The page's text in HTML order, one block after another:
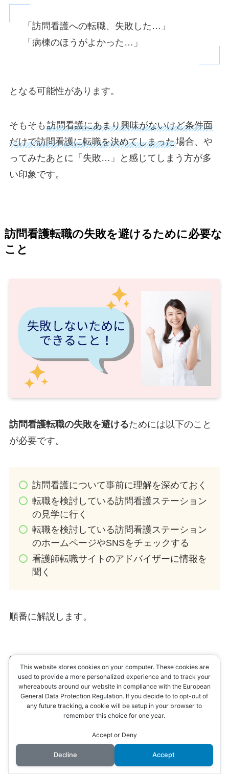
「訪問看護への転職、失敗した…」
「病棟のほうがよかった…」
となる可能性があります。
そもそも 訪問看護にあまり興味がないけど条件面
だけで訪問看護に転職を決めてしまった場合、や
ってみたあとに「失敗…」と感じてしまう方が多
い印象です。
訪問看護転職の失敗を避けるために必要な
こと
訪問看護転職の失敗を避けるためには以下のこと
が必要です。
訪問看護について事前に理解を深めておく
転職を検討している訪問看護ステーション
の見学に行く
転職を検討している訪問看護ステーション
のホームページやSNSをチェックする
看護師転職サイトのアドバイザーに情報を
聞く
順番に解説します。
訪問看護について事前に理解を深めておく
訪問看護について事前に理解を深めておくことは
前述したとおり、訪問看護が本質的に合わないと
いうミスマッチを防ぐためです。
This website stores cookies on your computer. These cookies are
used to provide a more personalized experience and to track your
whereabouts around our website in compliance with the European
General Data Protection Regulation. If you decide to to opt-out of
any future tracking, a cookie will be setup in your browser to
remember this choice for one year.
Accept or Deny
Decline Accept